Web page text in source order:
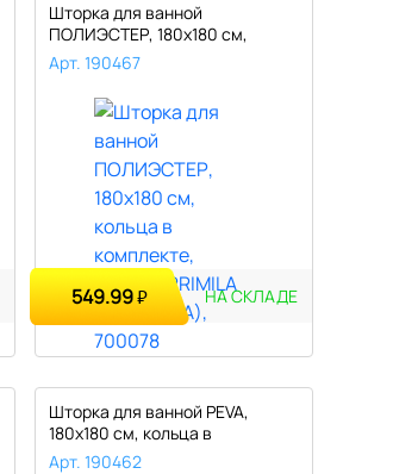
Шторка для ванной
ПОЛИЭСТЕР, 180х180 см,
кольца в компл..
Арт. 190467
549.99₽ НА СКЛАДЕ
Шторка для ванной PEVA,
180х180 см, кольца в
комплекте,..
Арт. 190462